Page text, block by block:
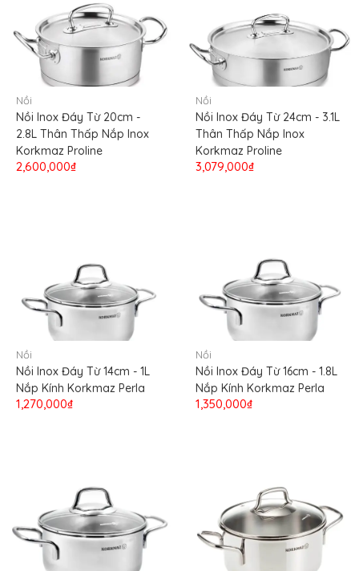
Nồi
Nồi Inox Đáy Từ 20cm -
2.8L Thân Thấp Nắp Inox
Korkmaz Proline
2,600,000₫
Nồi
Nồi Inox Đáy Từ 24cm - 3.1L
Thân Thấp Nắp Inox
Korkmaz Proline
3,079,000₫
Nồi
Nồi Inox Đáy Từ 14cm - 1L
Nắp Kính Korkmaz Perla
1,270,000₫
Nồi
Nồi Inox Đáy Từ 16cm - 1.8L
Nắp Kính Korkmaz Perla
1,350,000₫